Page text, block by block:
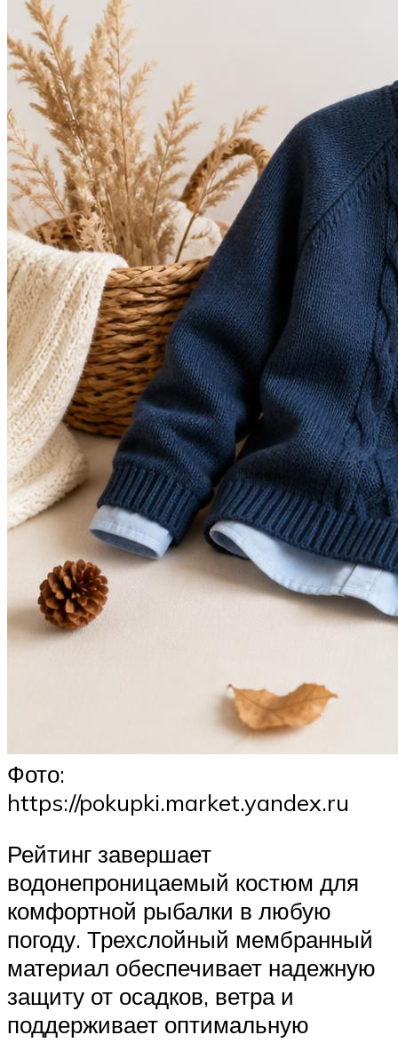
Фото:
https://pokupki.market.yandex.ru
Рейтинг завершает
водонепроницаемый костюм для
комфортной рыбалки в любую
погоду. Трехслойный мембранный
материал обеспечивает надежную
защиту от осадков, ветра и
поддерживает оптимальную